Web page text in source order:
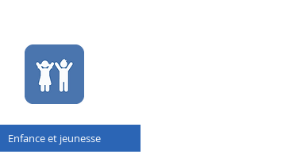
Enfance et jeunesse